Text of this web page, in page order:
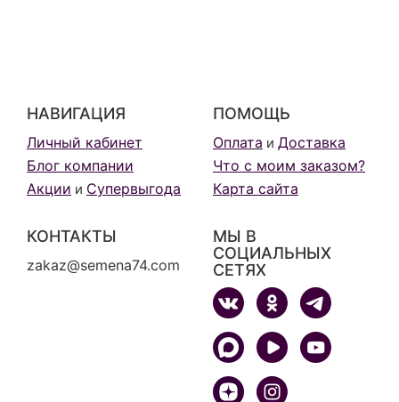
НАВИГАЦИЯ
Личный кабинет
Блог компании
Акции и Супервыгода
ПОМОЩЬ
Оплата и Доставка
Что с моим заказом?
Карта сайта
КОНТАКТЫ
zakaz@semena74.com
МЫ В
СОЦИАЛЬНЫХ
СЕТЯХ